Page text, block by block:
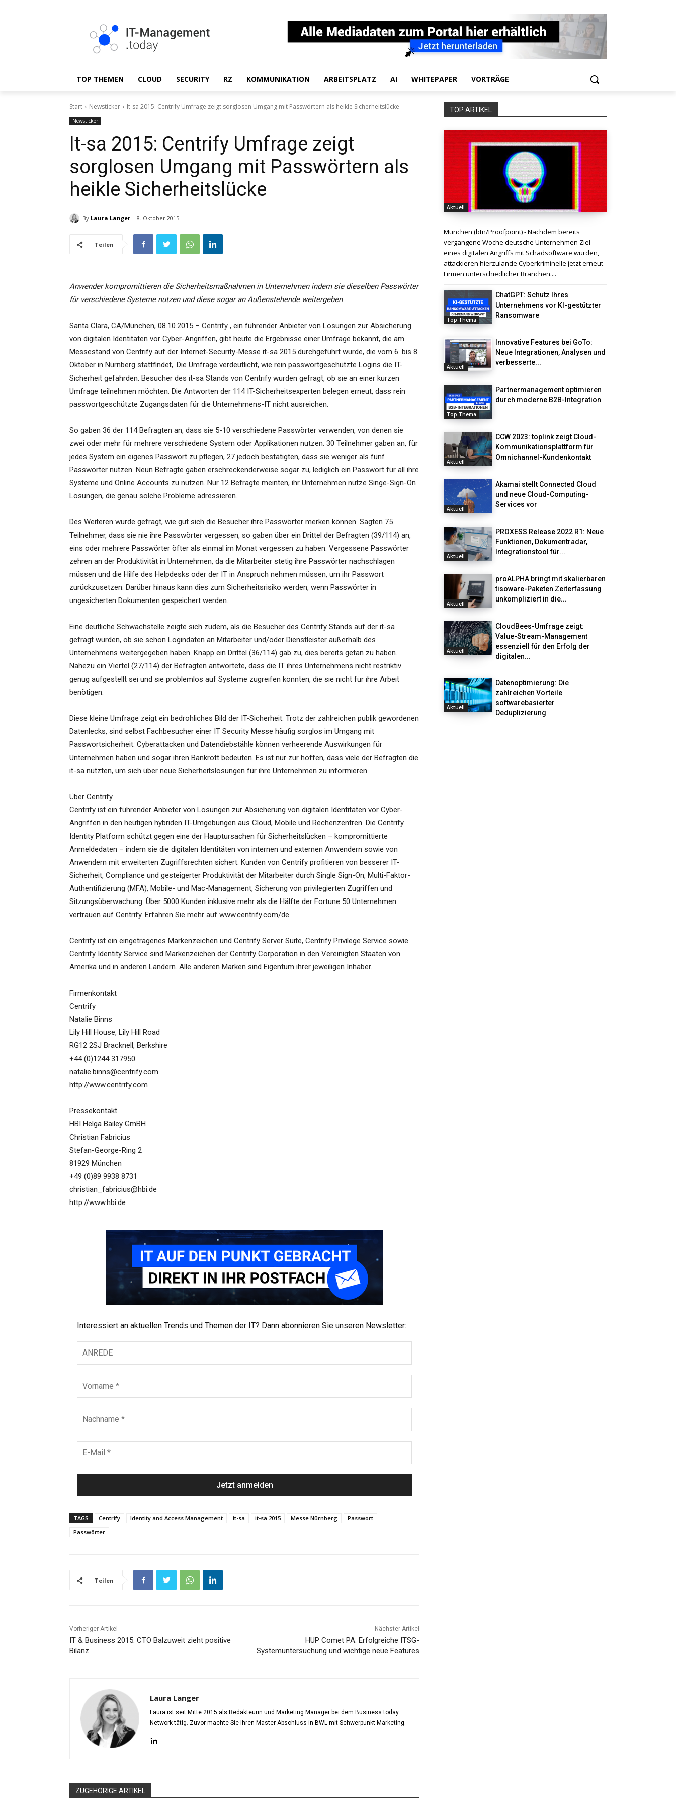
TOP THEMEN CLOUD SECURITY RZ KOMMUNIKATION ARBEITSPLATZ AI WHITEPAPER VORTRÄGE
Start Newsticker It-sa 2015: Centrify Umfrage zeigt sorglosen Umgang mit Passwörtern als heikle Sicherheitslücke
Newsticker
It-sa 2015: Centrify Umfrage zeigt
sorglosen Umgang mit Passwörtern als
heikle Sicherheitslücke
By Laura Langer 8. Oktober 2015
Teilen
Anwender kompromittieren die Sicherheitsmaßnahmen in Unternehmen indem sie dieselben Passwörter
für verschiedene Systeme nutzen und diese sogar an Außenstehende weitergeben
Santa Clara, CA/München, 08.10.2015 – Centrify , ein führender Anbieter von Lösungen zur Absicherung
von digitalen Identitäten vor Cyber-Angriffen, gibt heute die Ergebnisse einer Umfrage bekannt, die am
Messestand von Centrify auf der Internet-Security-Messe it-sa 2015 durchgeführt wurde, die vom 6. bis 8.
Oktober in Nürnberg stattfindet,. Die Umfrage verdeutlicht, wie rein passwortgeschützte Logins die IT-
Sicherheit gefährden. Besucher des it-sa Stands von Centrify wurden gefragt, ob sie an einer kurzen
Umfrage teilnehmen möchten. Die Antworten der 114 IT-Sicherheitsexperten belegen erneut, dass rein
passwortgeschützte Zugangsdaten für die Unternehmens-IT nicht ausreichen.
So gaben 36 der 114 Befragten an, dass sie 5-10 verschiedene Passwörter verwenden, von denen sie
zwei oder mehr für mehrere verschiedene System oder Applikationen nutzen. 30 Teilnehmer gaben an, für
jedes System ein eigenes Passwort zu pflegen, 27 jedoch bestätigten, dass sie weniger als fünf
Passwörter nutzen. Neun Befragte gaben erschreckenderweise sogar zu, lediglich ein Passwort für all ihre
Systeme und Online Accounts zu nutzen. Nur 12 Befragte meinten, ihr Unternehmen nutze Singe-Sign-On
Lösungen, die genau solche Probleme adressieren.
Des Weiteren wurde gefragt, wie gut sich die Besucher ihre Passwörter merken können. Sagten 75
Teilnehmer, dass sie nie ihre Passwörter vergessen, so gaben über ein Drittel der Befragten (39/114) an,
eins oder mehrere Passwörter öfter als einmal im Monat vergessen zu haben. Vergessene Passwörter
zehren an der Produktivität in Unternehmen, da die Mitarbeiter stetig ihre Passwörter nachschlagen
müssen und die Hilfe des Helpdesks oder der IT in Anspruch nehmen müssen, um ihr Passwort
zurückzusetzen. Darüber hinaus kann dies zum Sicherheitsrisiko werden, wenn Passwörter in
ungesicherten Dokumenten gespeichert werden.
Eine deutliche Schwachstelle zeigte sich zudem, als die Besucher des Centrify Stands auf der it-sa
gefragt wurden, ob sie schon Logindaten an Mitarbeiter und/oder Dienstleister außerhalb des
Unternehmens weitergegeben haben. Knapp ein Drittel (36/114) gab zu, dies bereits getan zu haben.
Nahezu ein Viertel (27/114) der Befragten antwortete, dass die IT ihres Unternehmens nicht restriktiv
genug aufgestellt sei und sie problemlos auf Systeme zugreifen könnten, die sie nicht für ihre Arbeit
benötigen.
Diese kleine Umfrage zeigt ein bedrohliches Bild der IT-Sicherheit. Trotz der zahlreichen publik gewordenen
Datenlecks, sind selbst Fachbesucher einer IT Security Messe häufig sorglos im Umgang mit
Passwortsicherheit. Cyberattacken und Datendiebstähle können verheerende Auswirkungen für
Unternehmen haben und sogar ihren Bankrott bedeuten. Es ist nur zur hoffen, dass viele der Befragten die
it-sa nutzten, um sich über neue Sicherheitslösungen für ihre Unternehmen zu informieren.
Über Centrify
Centrify ist ein führender Anbieter von Lösungen zur Absicherung von digitalen Identitäten vor Cyber-
Angriffen in den heutigen hybriden IT-Umgebungen aus Cloud, Mobile und Rechenzentren. Die Centrify
Identity Platform schützt gegen eine der Hauptursachen für Sicherheitslücken – kompromittierte
Anmeldedaten – indem sie die digitalen Identitäten von internen und externen Anwendern sowie von
Anwendern mit erweiterten Zugriffsrechten sichert. Kunden von Centrify profitieren von besserer IT-
Sicherheit, Compliance und gesteigerter Produktivität der Mitarbeiter durch Single Sign-On, Multi-Faktor-
Authentifizierung (MFA), Mobile- und Mac-Management, Sicherung von privilegierten Zugriffen und
Sitzungsüberwachung. Über 5000 Kunden inklusive mehr als die Hälfte der Fortune 50 Unternehmen
vertrauen auf Centrify. Erfahren Sie mehr auf www.centrify.com/de.
Centrify ist ein eingetragenes Markenzeichen und Centrify Server Suite, Centrify Privilege Service sowie
Centrify Identity Service sind Markenzeichen der Centrify Corporation in den Vereinigten Staaten von
Amerika und in anderen Ländern. Alle anderen Marken sind Eigentum ihrer jeweiligen Inhaber.
Firmenkontakt
Centrify
Natalie Binns
Lily Hill House, Lily Hill Road
RG12 2SJ Bracknell, Berkshire
+44 (0)1244 317950
natalie.binns@centrify.com
http://www.centrify.com
Pressekontakt
HBI Helga Bailey GmBH
Christian Fabricius
Stefan-George-Ring 2
81929 München
+49 (0)89 9938 8731
christian_fabricius@hbi.de
http://www.hbi.de
Interessiert an aktuellen Trends und Themen der IT? Dann abonnieren Sie unseren Newsletter:
TAGS Centrify Identity and Access Management it-sa it-sa 2015 Messe Nürnberg
Passwort
Passwörter
Teilen
Vorheriger Artikel
IT & Business 2015: CTO Balzuweit zieht positive
Bilanz
Nächster Artikel
HUP Comet PA: Erfolgreiche ITSG-
Systemuntersuchung und wichtige neue Features
Laura Langer
Laura ist seit Mitte 2015 als Redakteurin und Marketing Manager bei dem Business.today
Network tätig. Zuvor machte Sie Ihren Master-Abschluss in BWL mit Schwerpunkt Marketing.
ZUGEHÖRIGE ARTIKEL
TOP ARTIKEL
Aktuell
München (btn/Proofpoint) - Nachdem bereits
vergangene Woche deutsche Unternehmen Ziel
eines digitalen Angriffs mit Schadsoftware wurden,
attackieren hierzulande Cyberkriminelle jetzt erneut
Firmen unterschiedlicher Branchen....
Top Thema
ChatGPT: Schutz Ihres
Unternehmens vor KI-gestützter
Ransomware
Aktuell
Innovative Features bei GoTo:
Neue Integrationen, Analysen und
verbesserte...
Top Thema
Partnermanagement optimieren
durch moderne B2B-Integration
Aktuell
CCW 2023: toplink zeigt Cloud-
Kommunikationsplattform für
Omnichannel-Kundenkontakt
Aktuell
Akamai stellt Connected Cloud
und neue Cloud-Computing-
Services vor
Aktuell
PROXESS Release 2022 R1: Neue
Funktionen, Dokumentradar,
Integrationstool für...
Aktuell
proALPHA bringt mit skalierbaren
tisoware-Paketen Zeiterfassung
unkompliziert in die...
Aktuell
CloudBees-Umfrage zeigt:
Value-Stream-Management
essenziell für den Erfolg der
digitalen...
Aktuell
Datenoptimierung: Die
zahlreichen Vorteile
softwarebasierter
Deduplizierung